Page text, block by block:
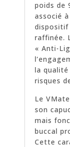
poids de
associé
dispositif
raffinée.
« Anti-
la qualité
risques
Le
son
mais
buccal
Cette